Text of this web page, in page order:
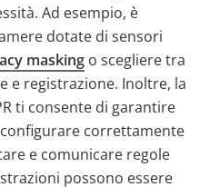
Ad esempio, è
dotate di sensori
masking o scegliere tra
e registrazione. Inoltre, la
ti consente di garantire
correttamente
e comunicare regole
possono essere